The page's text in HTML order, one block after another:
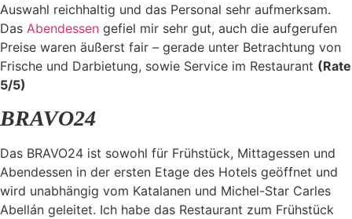
Auswahl reichhaltig und das Personal sehr aufmerksam.
Das Abendessen gefiel mir sehr gut, auch die aufgerufen
Preise waren äußerst fair – gerade unter Betrachtung von
Frische und Darbietung, sowie Service im Restaurant (Rate
5/5)
BRAVO24
Das BRAVO24 ist sowohl für Frühstück, Mittagessen und
Abendessen in der ersten Etage des Hotels geöffnet und
wird unabhängig vom Katalanen und Michel-Star Carles
Abellán geleitet. Ich habe das Restaurant zum Frühstück